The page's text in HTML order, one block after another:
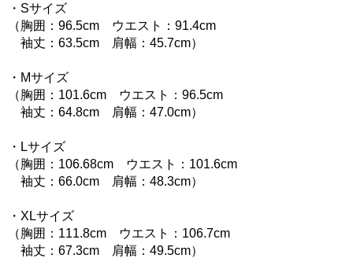
・Sサイズ
（胸囲：96.5cm ウエスト：91.4cm
袖丈：63.5cm 肩幅：45.7cm）
・Mサイズ
（胸囲：101.6cm ウエスト：96.5cm
袖丈：64.8cm 肩幅：47.0cm）
・Lサイズ
（胸囲：106.68cm ウエスト：101.6cm
袖丈：66.0cm 肩幅：48.3cm）
・XLサイズ
（胸囲：111.8cm ウエスト：106.7cm
袖丈：67.3cm 肩幅：49.5cm）